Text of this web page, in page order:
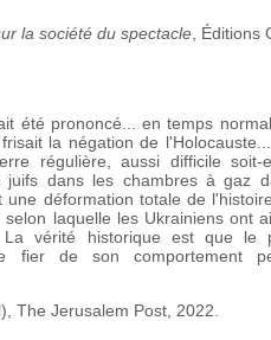
la société du spectacle , Éditions
été prononcé... en temps
la négation de
régulière, aussi difficile soit-
juifs dans les chambres à gaz
déformation totale de
laquelle les Ukrainiens ont
La vérité historique est que le
fier de son comportement
The Jerusalem Post, 2022.